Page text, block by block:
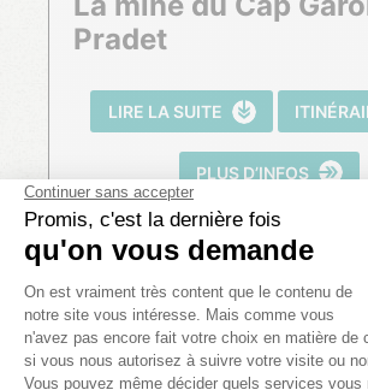
Pradet
LIRE LA SUITE
PLUS D’INFOS